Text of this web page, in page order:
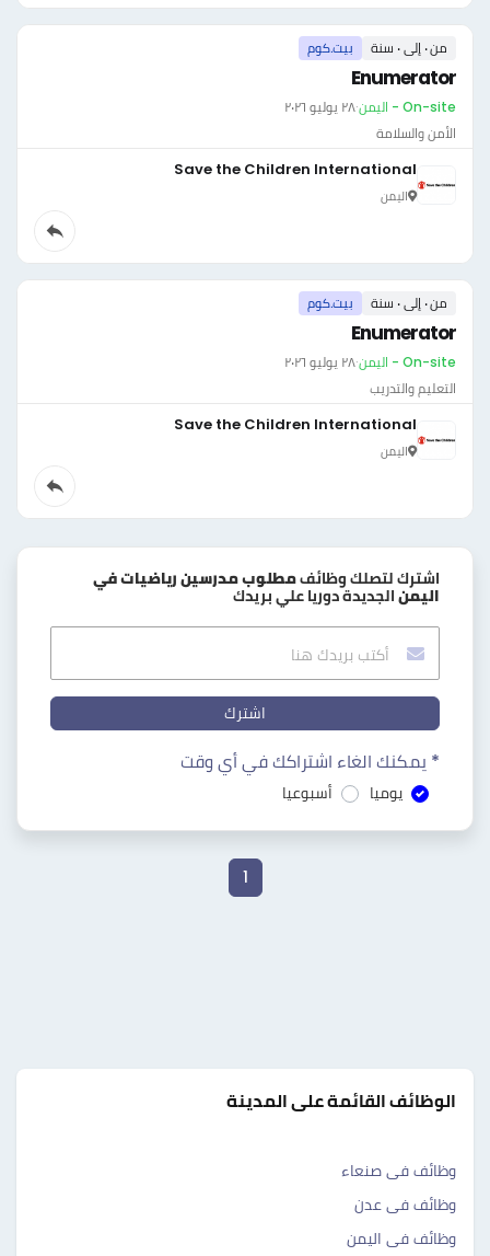
من ٠ إلى ٠ سنة بيت.كوم
Enumerator
On-site - اليمن ·٢٨ يوليو ٢٠٢٦
الأمن والسلامة
Save the Children International
اليمن
من ٠ إلى ٠ سنة بيت.كوم
Enumerator
On-site - اليمن ·٢٨ يوليو ٢٠٢٦
التعليم والتدريب
Save the Children International
اليمن
اشترك لتصلك وظائفمطلوب مدرسين رياضيات في
اليمن الجديدة دوريا علي بريدك
اشترك
* يمكنك الغاء اشتراكك في أي وقت
يوميا أسبوعيا
1
الوظائف القائمة على المدينة
وظائف فى صنعاء
وظائف فى عدن
وظائف فى اليمن